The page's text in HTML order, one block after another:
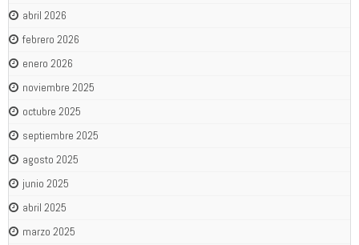
abril 2026
febrero 2026
enero 2026
noviembre 2025
octubre 2025
septiembre 2025
agosto 2025
junio 2025
abril 2025
marzo 2025